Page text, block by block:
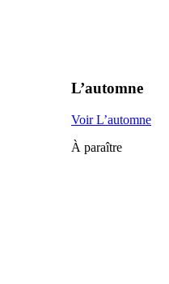
L’automne
Voir L’automne
À paraître